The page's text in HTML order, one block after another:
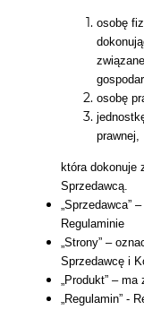
osobę
osobę
prawnej,
która dokonuje
Sprzedawcą.
„Sprzedawca”
Regulaminie
„Strony” –
Sprzedawcę i
„Produkt” –
„Regulamin” -